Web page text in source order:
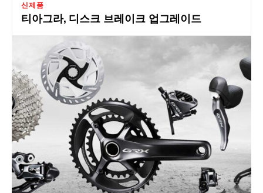
신제품
티아그라, 디스크 브레이크 업그레이드